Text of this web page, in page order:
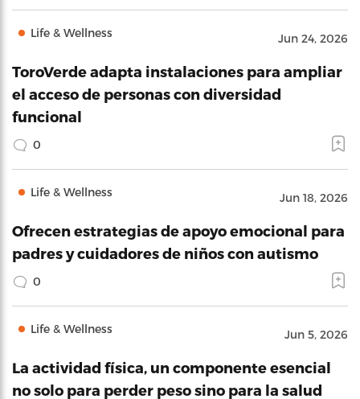
Life & Wellness Jun 24, 2026
ToroVerde adapta instalaciones para ampliar
el acceso de personas con diversidad
funcional
0
Life & Wellness Jun 18, 2026
Ofrecen estrategias de apoyo emocional para
padres y cuidadores de niños con autismo
0
Life & Wellness Jun 5, 2026
La actividad física, un componente esencial
no solo para perder peso sino para la salud